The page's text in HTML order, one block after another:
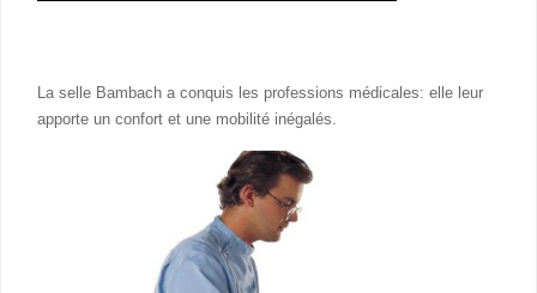
La selle Bambach a conquis les professions médicales: elle leur
apporte un confort et une mobilité inégalés.